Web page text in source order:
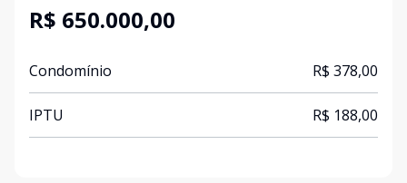
R$ 650.000,00
Condomínio R$ 378,00
IPTU R$ 188,00